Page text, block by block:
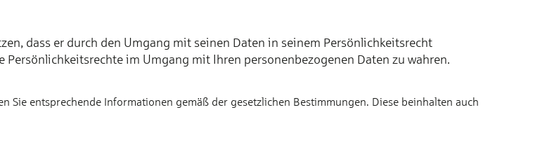
dass er durch den Umgang mit seinen Daten in seinem Persönlichkeitsrecht
im Umgang mit Ihren personenbezogenen Daten zu wahren.
Sie entsprechende Informationen gemäß der gesetzlichen Bestimmungen. Diese beinhalten auch